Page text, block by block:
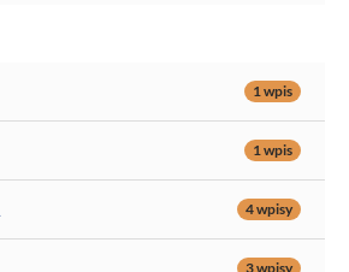
1 wpis
1 wpis
4 wpisy
3 wpisy